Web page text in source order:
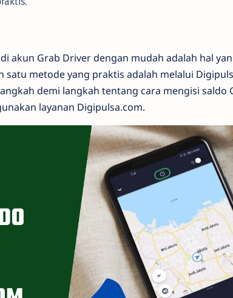
akun Grab Driver dengan mudah adalah hal
metode yang praktis adalah melalui
demi langkah tentang cara mengisi saldo
layanan Digipulsa.com.